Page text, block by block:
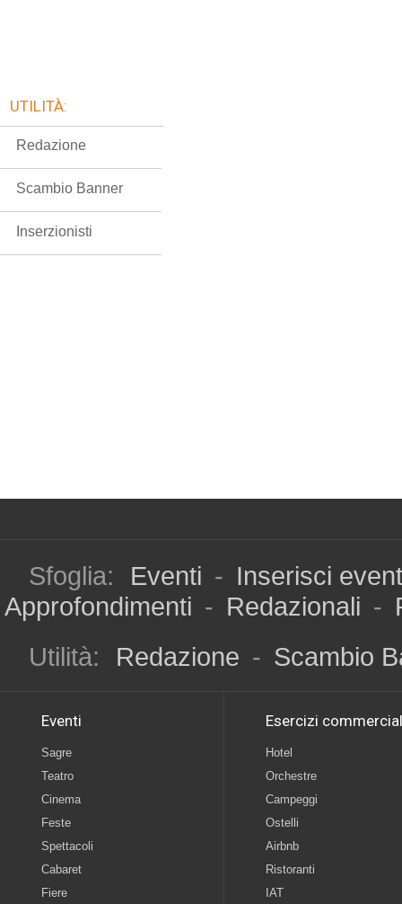
UTILITÀ:
Redazione
Scambio Banner
Inserzionisti
Sfoglia: Eventi - Inserisci
Approfondimenti - Redazionali -
Utilità:
Redazione - Scambio
Eventi
Sagre
Teatro
Cinema
Feste
Spettacoli
Cabaret
Fiere
Esercizi
Hotel
Orchestre
Campeggi
Ostelli
Airbnb
Ristoranti
IAT